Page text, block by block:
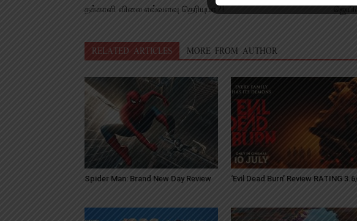
தக்காளி விலை எவ்வளவு தெரியுமா?!
RELATED ARTICLES MORE FROM AUTHOR
Spider Man: Brand New Day Review ‘Evil Dead Burn’ Review RATING